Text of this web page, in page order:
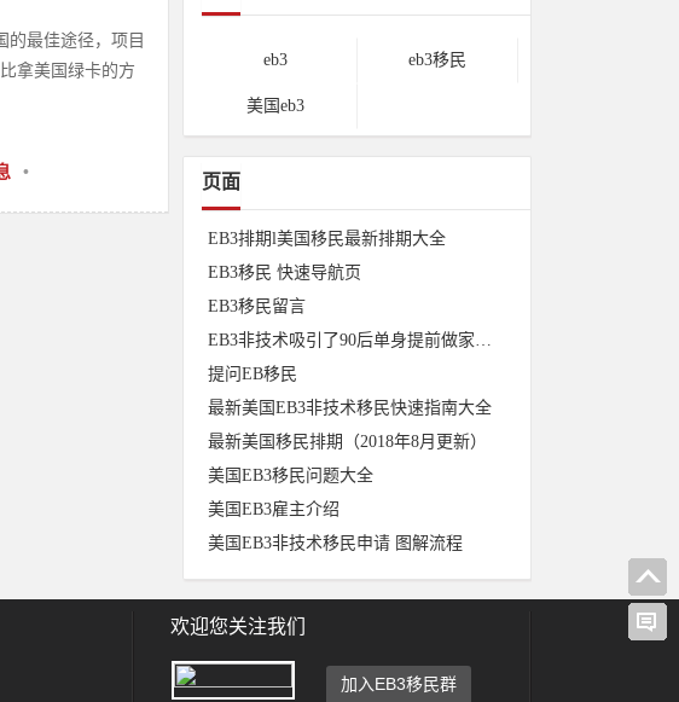
•
的最佳途径，项目
拿美国绿卡的方
eb3 eb3移民
美国eb3
页面
EB3排期l美国移民最新排期大全
EB3移民 快速导航页
EB3移民留言
提问EB移民
最新美国EB3非技术移民快速指南大全
最新美国移民排期（2018年8月更新）
美国EB3移民问题大全
美国EB3雇主介绍
美国EB3非技术移民申请 图解流程
欢迎您关注我们
加入EB3移民群